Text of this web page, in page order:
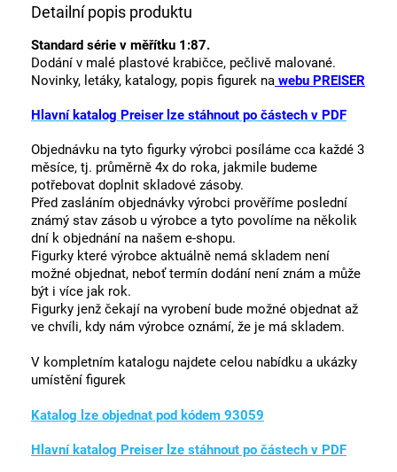
Detailní popis produktu
Standard série v měřítku 1:87.
Dodání v malé plastové krabičce, pečlivě malované.
Novinky, letáky, katalogy, popis figurek na webu PREISER
Hlavní katalog Preiser lze stáhnout po částech v PDF
Objednávku na tyto figurky výrobci posíláme cca každé 3
měsíce, tj. průměrně 4x do roka, jakmile budeme
potřebovat doplnit skladové zásoby.
Před zasláním objednávky výrobci prověříme poslední
známý stav zásob u výrobce a tyto povolíme na několik
dní k objednání na našem e-shopu.
Figurky které výrobce aktuálně nemá skladem není
možné objednat, neboť termín dodání není znám a může
být i více jak rok.
Figurky jenž čekají na vyrobení bude možné objednat až
ve chvíli, kdy nám výrobce oznámí, že je má skladem.
V kompletním katalogu najdete celou nabídku a ukázky
umístění figurek
Katalog lze objednat pod kódem 93059
Hlavní katalog Preiser lze stáhnout po částech v PDF